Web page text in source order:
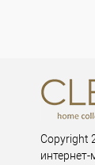
Copyright